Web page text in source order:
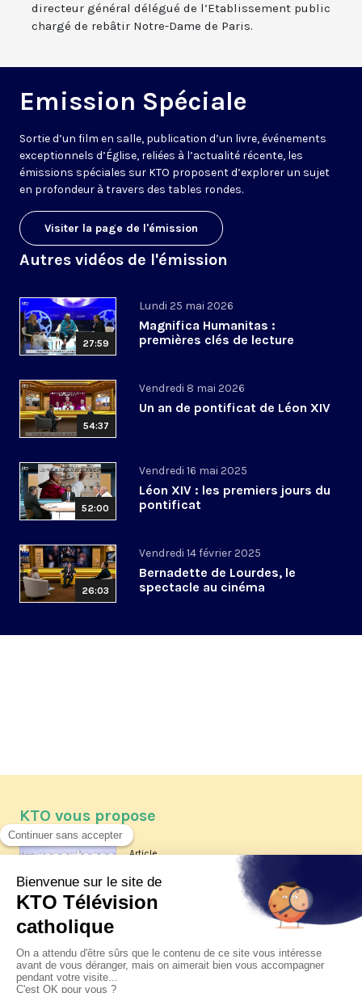
directeur général délégué de l’Etablissement public
chargé de rebâtir Notre-Dame de Paris.
Emission Spéciale
Sortie d’un film en salle, publication d’un livre, événements
exceptionnels d’Église, reliées à l’actualité récente, les
émissions spéciales sur KTO proposent d’explorer un sujet
en profondeur à travers des tables rondes.
Visiter la page de l'émission
Autres vidéos de l'émission
27:59
Lundi 25 mai 2026
Magnifica Humanitas :
premières clés de lecture
54:37
Vendredi 8 mai 2026
Un an de pontificat de Léon XIV
52:00
Vendredi 16 mai 2025
Léon XIV : les premiers jours du
pontificat
26:03
Vendredi 14 février 2025
Bernadette de Lourdes, le
spectacle au cinéma
KTO vous propose
Article
Les reportages d'été 2026 de KTO
La visite pastorale du pape Léon
XIV à Assise à suivre sur KTO le
jeudi 6 août